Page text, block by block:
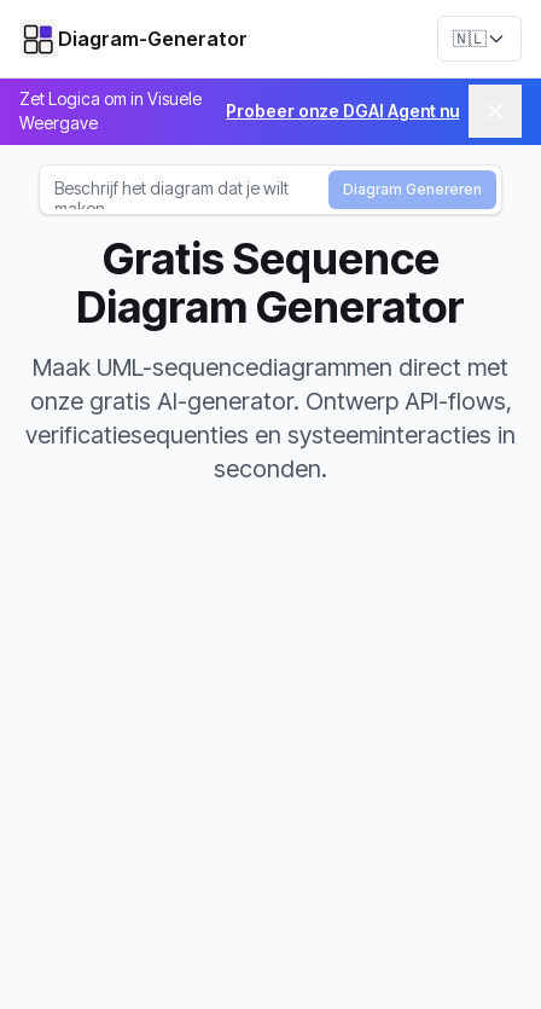
Diagram-Generator 🇳🇱
Zet Logica om in Visuele
Weergave
Probeer onze DGAI Agent nu
Diagram Genereren
Gratis Sequence
Diagram Generator
Maak UML-sequencediagrammen direct met
onze gratis AI-generator. Ontwerp API-flows,
verificatiesequenties en systeeminteracties in
seconden.